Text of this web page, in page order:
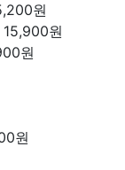
원
15,900원
원
원